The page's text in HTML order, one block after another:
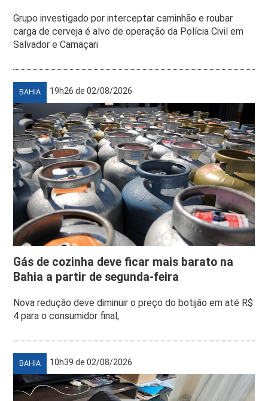
Grupo investigado por interceptar caminhão e roubar
carga de cerveja é alvo de operação da Polícia Civil em
Salvador e Camaçari
BAHIA 19h26 de 02/08/2026
Gás de cozinha deve ficar mais barato na
Bahia a partir de segunda-feira
Nova redução deve diminuir o preço do botijão em até R$
4 para o consumidor final,
BAHIA 10h39 de 02/08/2026